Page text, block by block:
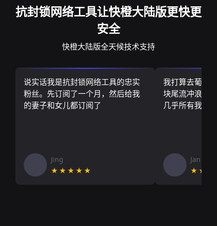
抗封锁网络工具让快橙大陆版更快更
安全
快橙大陆版全天候技术支持
说实话我是抗封锁网络工具的忠实
粉丝。先订阅了一个月，然后给我
的妻子和女儿都订阅了
Jing
★★★★★
我打算去葡萄
块尾流冲浪板
几乎所有我需
Jan V